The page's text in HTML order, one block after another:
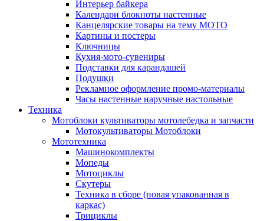
Интерьер байкера
Календари блокноты настенные
Канцелярские товары на тему МОТО
Картины и постеры
Ключницы
Кухня-мото-сувениры
Подставки для карандашей
Подушки
Рекламное оформление промо-материалы
Часы настенные наручные настольные
Техника
Мотоблоки культиваторы мотолебедка и запчасти
Мотокультиваторы Мотоблоки
Мототехника
Машинокомплекты
Мопеды
Мотоциклы
Скутеры
Техника в сборе (новая упакованная в
каркас)
Трициклы